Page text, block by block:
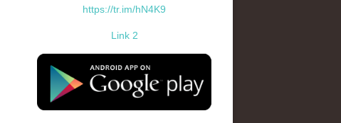
https://tr.im/hN4K9
Link 2
standard-icon-googleplay-app-store.png